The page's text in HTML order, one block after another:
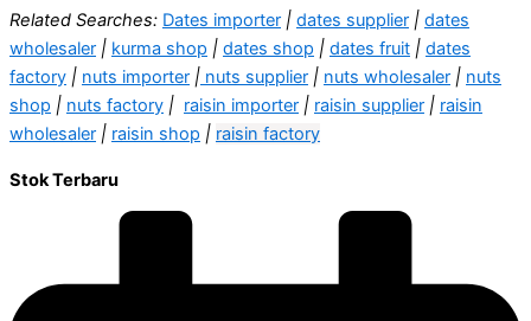
Related Searches: Dates importer | dates supplier | dates
wholesaler | kurma shop | dates shop | dates fruit | dates
factory | nuts importer | nuts supplier | nuts wholesaler | nuts
shop | nuts factory | raisin importer | raisin supplier | raisin
wholesaler | raisin shop | raisin factory
Stok Terbaru